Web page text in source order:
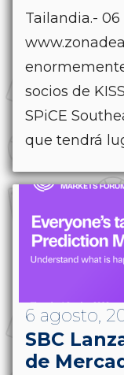
Tailandia.-
socios de
SPiCE
que tendrá
6 agosto,
SBC
de